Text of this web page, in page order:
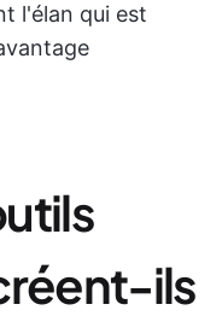
l'élan qui est
ils